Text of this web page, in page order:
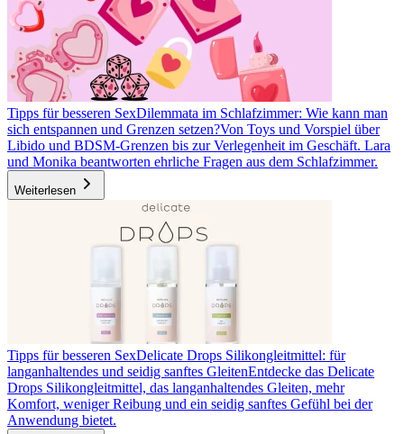
Tipps für besseren SexDilemmata im Schlafzimmer: Wie kann man
sich entspannen und Grenzen setzen?Von Toys und Vorspiel über
Libido und BDSM-Grenzen bis zur Verlegenheit im Geschäft. Lara
und Monika beantworten ehrliche Fragen aus dem Schlafzimmer.
Weiterlesen
Tipps für besseren SexDelicate Drops Silikongleitmittel: für
langanhaltendes und seidig sanftes GleitenEntdecke das Delicate
Drops Silikongleitmittel, das langanhaltendes Gleiten, mehr
Komfort, weniger Reibung und ein seidig sanftes Gefühl bei der
Anwendung bietet.